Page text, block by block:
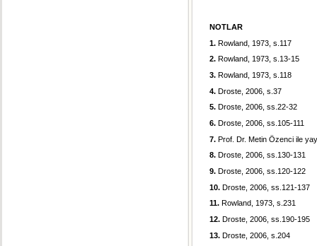
NOTLAR
1. Rowland, 1973, s.117
2. Rowland, 1973, s.13-15
3. Rowland, 1973, s.118
4. Droste, 2006, s.37
5. Droste, 2006, ss.22-32
6. Droste, 2006, ss.105-111
7. Prof. Dr. Metin Özenci ile
8. Droste, 2006, ss.130-131
9. Droste, 2006, ss.120-122
10. Droste, 2006, ss.121-137
11. Rowland, 1973, s.231
12. Droste, 2006, ss.190-195
13. Droste, 2006, s.204